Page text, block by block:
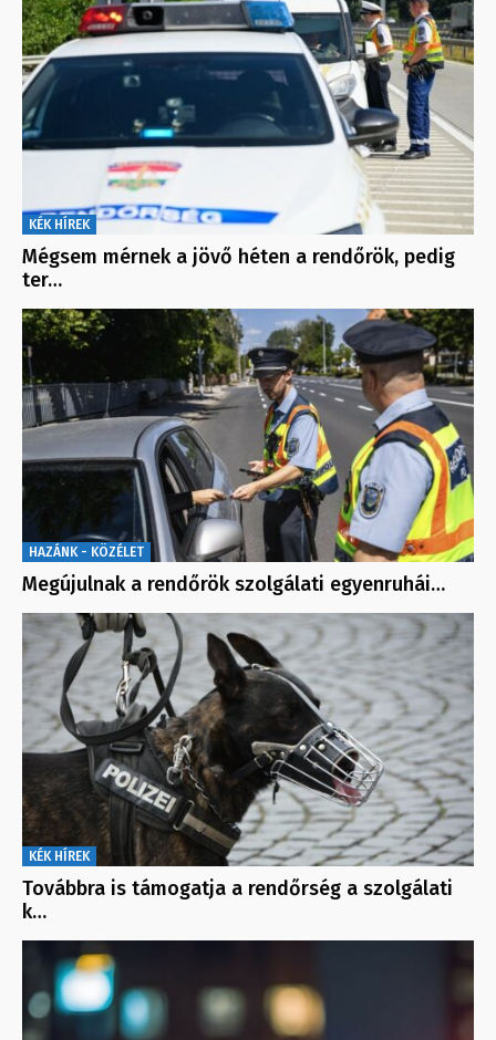
KÉK HÍREK
Mégsem mérnek a jövő héten a rendőrök, pedig
ter…
HAZÁNK - KÖZÉLET
Megújulnak a rendőrök szolgálati egyenruhái…
KÉK HÍREK
Továbbra is támogatja a rendőrség a szolgálati
k…